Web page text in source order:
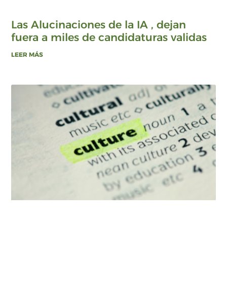
Las Alucinaciones de la IA , dejan
fuera a miles de candidaturas validas
LEER MÁS